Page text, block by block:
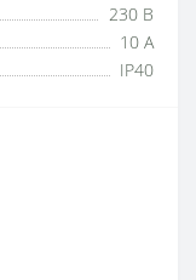
230 В
10 А
IP40